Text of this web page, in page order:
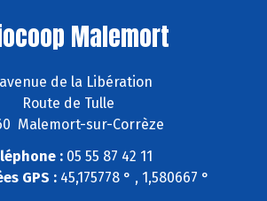
Malemort
de la Libération
Route de Tulle
Malemort-sur-Corrèze
: 05 55 87 42 11
GPS : 45,175778 ° , 1,580667 °